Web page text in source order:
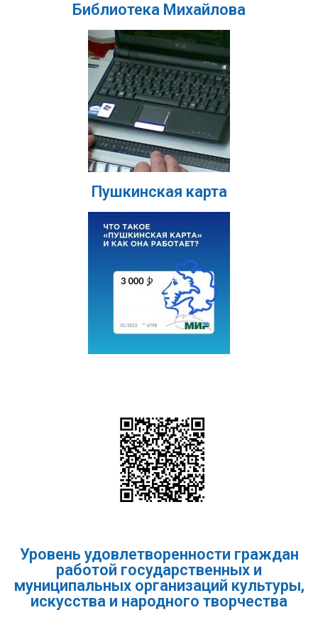
Библиотека Михайлова
Пушкинская карта
Уровень удовлетворенности граждан
работой государственных и
муниципальных организаций культуры,
искусства и народного творчества